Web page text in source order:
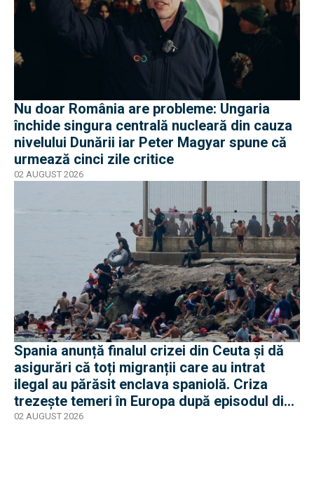
Nu doar România are probleme: Ungaria
închide singura centrală nucleară din cauza
nivelului Dunării iar Peter Magyar spune că
urmează cinci zile critice
02 AUGUST 2026
Spania anunță finalul crizei din Ceuta și dă
asigurări că toți migranții care au intrat
ilegal au părăsit enclava spaniolă. Criza
trezește temeri în Europa după episodul din
2015
02 AUGUST 2026